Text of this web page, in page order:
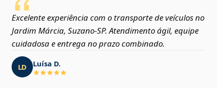
Excelente experiência com o transporte de veículos no
Jardim Márcia, Suzano‑SP. Atendimento ágil, equipe
cuidadosa e entrega no prazo combinado.
LD Luísa D.